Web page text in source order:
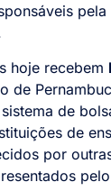
hoje recebem
de
de
de
por